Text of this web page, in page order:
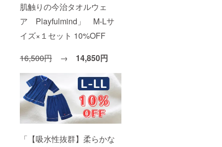
肌触りの今治タオルウェ
ア Playfulmind」 M-Lサ
イズ×１セット 10%OFF
16,500円 → 14,850円
「【吸水性抜群】柔らかな